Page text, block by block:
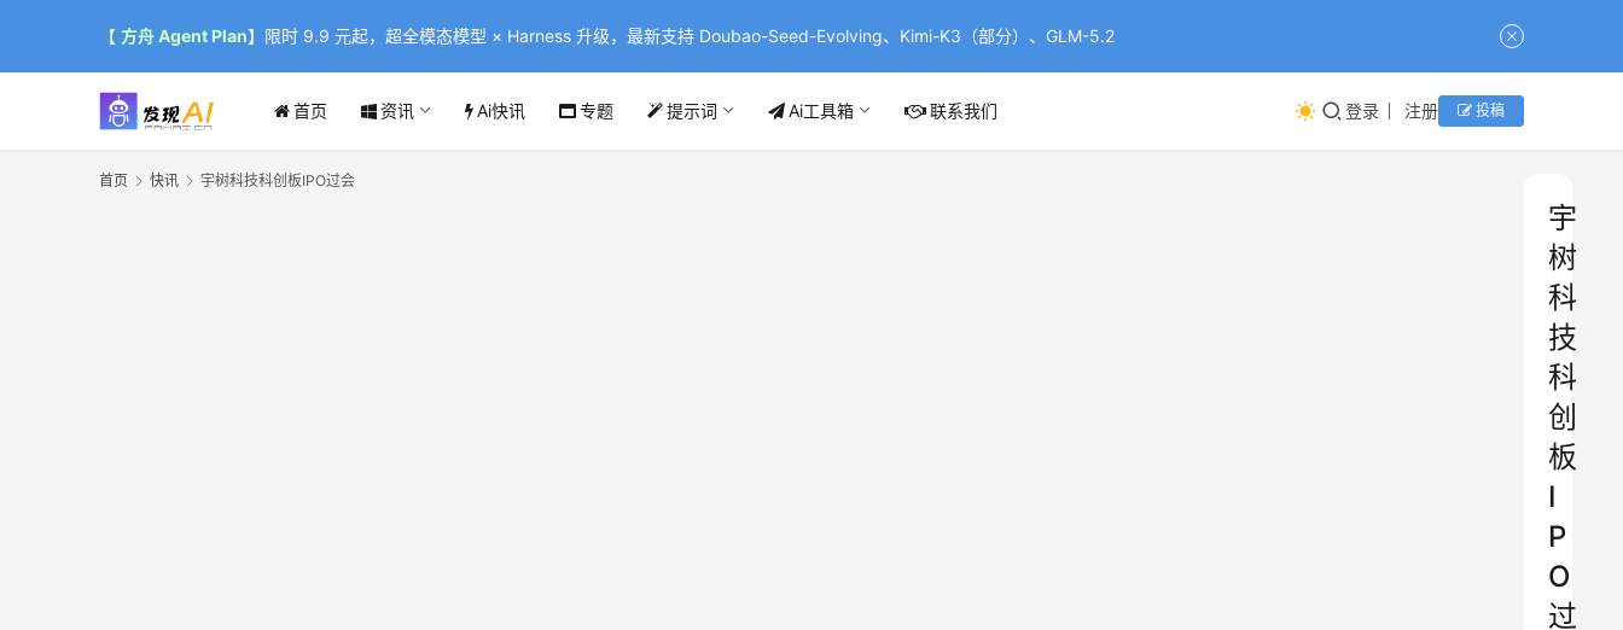
【 方舟 Agent Plan】限时 9.9 元起，超全模态模型 × Harness 升级，最新支持 Doubao-Seed-Evolving、Kimi-K3（部分）、GLM-5.2
首页 资讯 Ai快讯 专题 提示词 Ai工具箱 联系我们 登录 注册 投稿
首页 快讯 宇树科技科创板IPO过会
宇
树
科
技
科
创
板
I
P
O
过